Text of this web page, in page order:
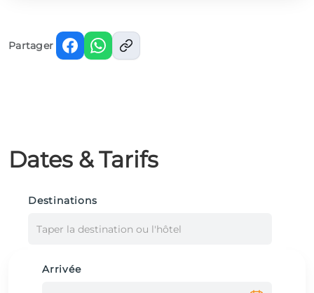
Partager
Dates & Tarifs
Destinations
Taper la destination ou l'hôtel
Arrivée